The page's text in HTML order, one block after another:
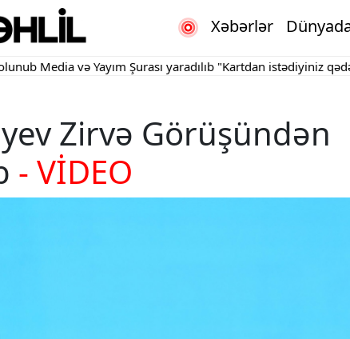
Xəbərlər
Media və Yayım Şurası yaradılıb "Kartdan istədiyiniz qədər
Zirvə Görüşündən
- VİDEO